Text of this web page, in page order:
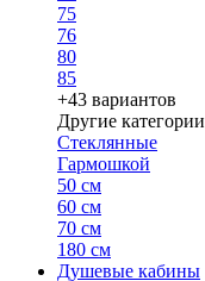
75
76
80
85
+43 вариантов
Другие категории
Стеклянные
Гармошкой
50 см
60 см
70 см
180 см
Душевые кабины